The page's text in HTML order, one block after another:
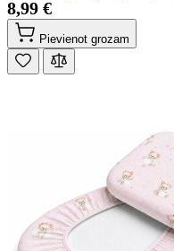
8,99 €
Pievienot grozam